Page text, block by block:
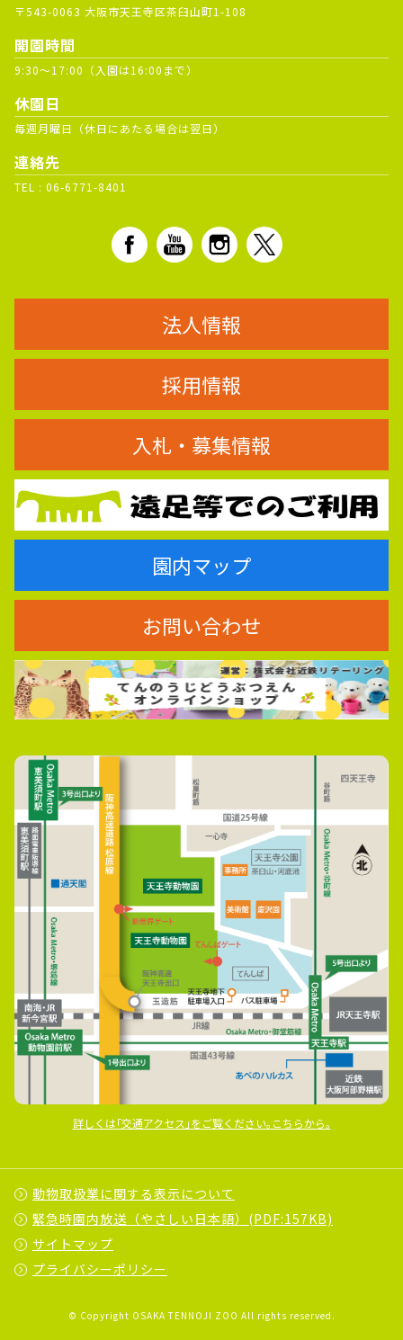
〒543-0063 大阪市天王寺区茶臼山町1-108
開園時間
9:30～17:00（入園は16:00まで）
休園日
毎週月曜日（休日にあたる場合は翌日）
連絡先
TEL : 06-6771-8401
法人情報
採用情報
入札・募集情報
園内マップ
お問い合わせ
詳しくは｢交通アクセス｣をご覧ください｡こちらから｡
動物取扱業に関する表示について
緊急時園内放送（やさしい日本語）(PDF:157KB)
サイトマップ
プライバシーポリシー
© Copyright OSAKA TENNOJI ZOO All rights reserved.